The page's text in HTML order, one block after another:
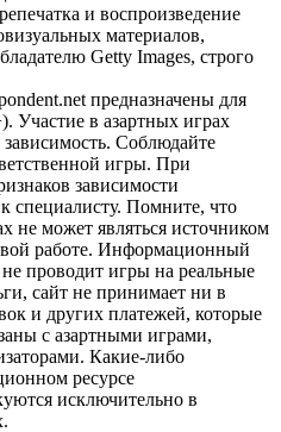
и воспроизведение
материалов,
Getty Images, строго
предназначены для
Участие в азартных играх
Соблюдайте
игры. При
зависимости
специалисту. Помните, что
не может являться источником
работе. Информационный
не проводит игры на реальные
сайт не принимает ни в
и других платежей, которые
с азартными играми,
Какие-либо
ресурсе
исключительно в